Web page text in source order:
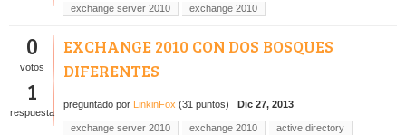
exchange server 2010 exchange 2010
0
votos
1
respuesta
EXCHANGE 2010 CON DOS BOSQUES
DIFERENTES
preguntado por LinkinFox (31 puntos) Dic 27, 2013
exchange server 2010 exchange 2010 active directory